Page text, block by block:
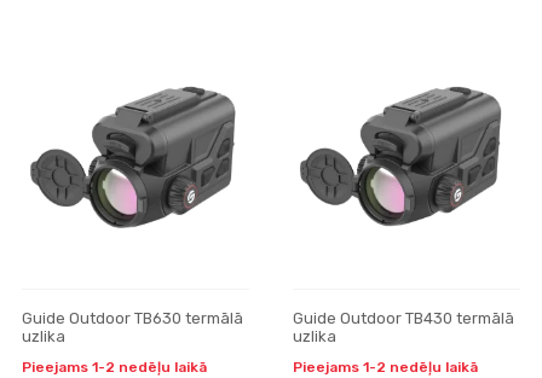
Guide Outdoor TB630 termālā
uzlika
Pieejams 1-2 nedēļu laikā
Guide Outdoor TB430 termālā
uzlika
Pieejams 1-2 nedēļu laikā